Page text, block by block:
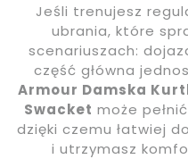
Jeśli trenujesz
ubrania, które
scenariuszach:
część główna
Armour Damska
Swacket może
dzięki czemu łatwiej
i utrzymasz